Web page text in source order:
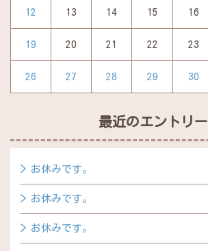
12 13 14 15 16
19 20 21 22 23
26 27 28 29 30
最近のエントリー
お休みです。
お休みです。
お休みです。